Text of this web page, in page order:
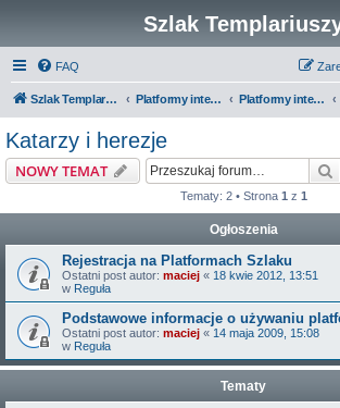
Szlak
FAQ
Szlak Templariuszy Platformy interaktywne Szlaku Templariuszy Platformy interaktywne - Średniowiecze
Katarzy i herezje
NOWY TEMAT
Tematy: 2 • Strona 1 z 1
Ogłoszenia
Rejestracja na Platformach Szlaku
Ostatni post autor: maciej « 18 kwie 2012, 13:51
w Reguła
Podstawowe informacje o używaniu
Ostatni post autor: maciej « 14 maja 2009, 15:08
w Reguła
Tematy